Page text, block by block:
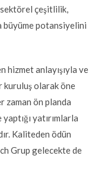
çeşitlilik,
büyüme potansiyelini
hizmet anlayışıyla ve
kuruluş olarak öne
zaman ön planda
yatırımlarla
Kaliteden ödün
Grup gelecekte de